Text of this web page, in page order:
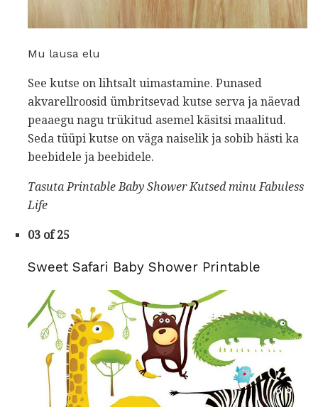
Mu lausa elu
See kutse on lihtsalt uimastamine. Punased
akvarellroosid ümbritsevad kutse serva ja näevad
peaaegu nagu trükitud asemel käsitsi maalitud.
Seda tüüpi kutse on väga naiselik ja sobib hästi ka
beebidele ja beebidele.
Tasuta Printable Baby Shower Kutsed minu Fabuless
Life
03 of 25
Sweet Safari Baby Shower Printable